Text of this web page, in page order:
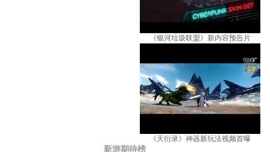
《银河垃圾联盟》新内容预告片
《天衍录》神器新玩法视频首曝
新游期待榜